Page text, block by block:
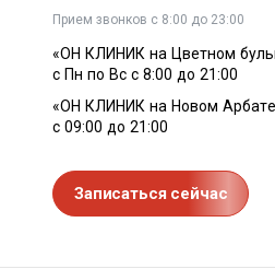
Прием звонков с 8:00 до 23:00
«ОН КЛИНИК на Цветном
с Пн по Вс с 8:00 до 21:00
«ОН КЛИНИК на Новом
с 09:00 до 21:00
Записаться сейчас